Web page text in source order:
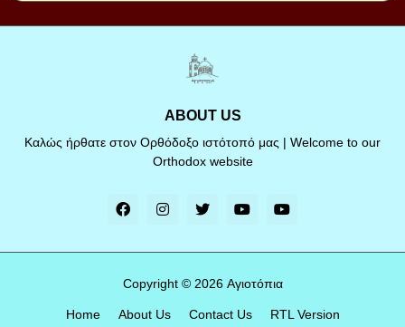
ABOUT US
Καλώς ήρθατε στον Ορθόδοξο ιστότοπό μας | Welcome to our
Orthodox website
Copyright © 2026 Αγιοτόπια
Home About Us Contact Us RTL Version